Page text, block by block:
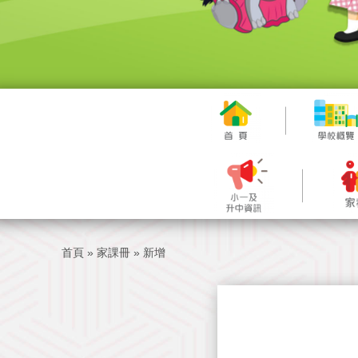
首頁 » 家課冊 » 新增